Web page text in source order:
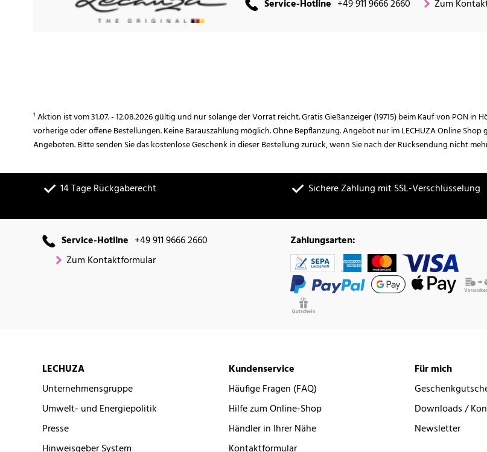
Service-Hotline +49 911 9666 2660 Zum
¹ Aktion ist vom 31.07. - 12.08.2026 gültig und nur solange der Vorrat reicht. Gratis Gießanzeiger (19715) beim Kauf von PON
vorherige oder offene Bestellungen. Keine Barauszahlung möglich. Ohne Bepflanzung. Angebot nur im LECHUZA Online
Angeboten. Bitte senden Sie das kostenlose Geschenk in dieser Bestellung zurück, wenn Sie nach der Rücksendung nicht
14 Tage Rückgaberecht Sichere Zahlung mit SSL-Verschlüsselung
Service-Hotline +49 911 9666 2660
Zum Kontaktformular
Zahlungsarten:
LECHUZA
Unternehmensgruppe
Umwelt- und Energiepolitik
Presse
Hinweisgeber System
Kundenservice
Häufige Fragen (FAQ)
Hilfe zum Online-Shop
Händler in Ihrer Nähe
Kontaktformular
Für mich
Downloads /
Newsletter